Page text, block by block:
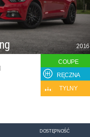
2016
COUPE
RĘCZNA
TYLNY
DOSTĘPNOŚĆ